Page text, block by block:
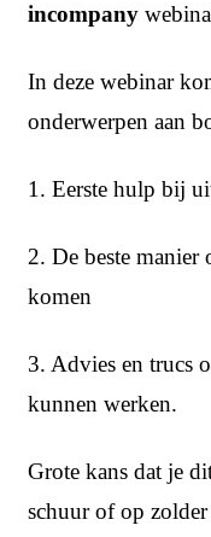
incompany
In deze webinar
onderwerpen aan
1. Eerste hulp bij
2. De beste manier
komen
3. Advies en trucs
kunnen werken.
Grote kans dat je
schuur of op